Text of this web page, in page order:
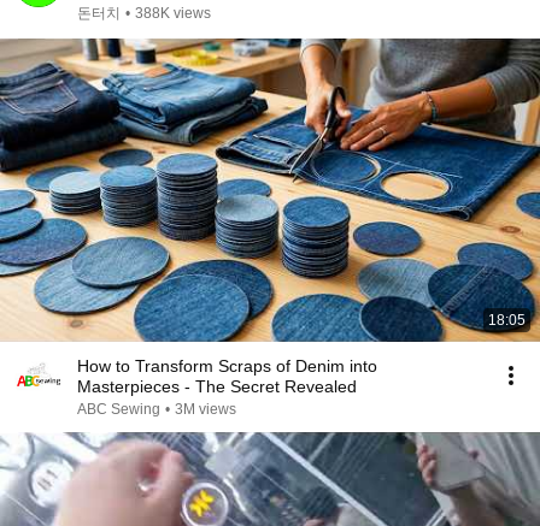
돈터치 • 388K views
18:05
How to Transform Scraps of Denim into
Masterpieces - The Secret Revealed
ABC Sewing • 3M views